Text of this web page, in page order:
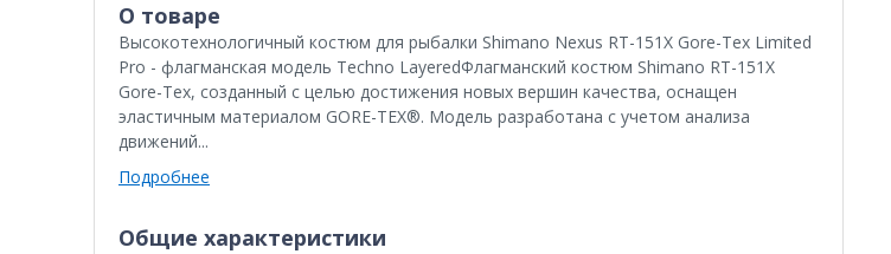
О товаре
Высокотехнологичный костюм для рыбалки Shimano Nexus RT-151X Gore-Tex Limited
Pro - флагманская модель Techno LayeredФлагманский костюм Shimano RT-151X
Gore-Tex, созданный с целью достижения новых вершин качества, оснащен
эластичным материалом GORE-TEX®. Модель разработана с учетом анализа
движений...
Подробнее
Общие характеристики